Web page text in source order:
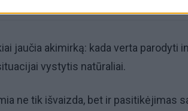
jaučia akimirką: kada verta parodyti
vystytis natūraliai.
ne tik išvaizda, bet ir pasitikėjimas